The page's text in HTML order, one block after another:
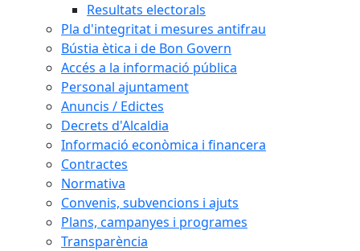
Resultats electorals
Pla d'integritat i mesures antifrau
Bústia ètica i de Bon Govern
Accés a la informació pública
Personal ajuntament
Anuncis / Edictes
Decrets d'Alcaldia
Informació econòmica i financera
Contractes
Normativa
Convenis, subvencions i ajuts
Plans, campanyes i programes
Transparència